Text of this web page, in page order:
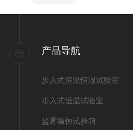
产品导航
步入式恒温恒湿试验室
步入式恒温试验室
盐雾腐蚀试验箱